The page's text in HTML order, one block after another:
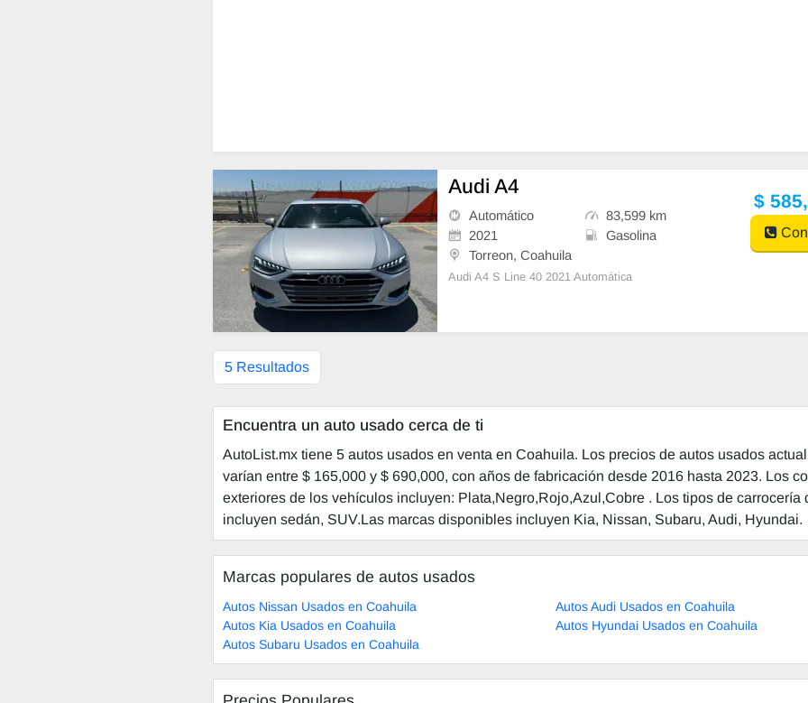
Audi A4
Automático
83,599 km
2021
Gasolina
Torreon, Coahuila
Audi A4 S Line 40 2021 Automática
$
5 Resultados
Encuentra un auto usado cerca de ti
AutoList.mx tiene 5 autos usados en venta en Coahuila. Los precios de autos usados
varían entre $ 165,000 y $ 690,000, con años de fabricación desde 2016 hasta 2023. Los
exteriores de los vehículos incluyen: Plata,Negro,Rojo,Azul,Cobre . Los tipos de carrocería
incluyen sedán, SUV.Las marcas disponibles incluyen Kia, Nissan, Subaru, Audi, Hyundai.
Marcas populares de autos usados
Autos Nissan Usados en Coahuila
Autos Audi Usados en Coahuila
Autos Kia Usados en Coahuila
Autos Hyundai Usados en Coahuila
Autos Subaru Usados en Coahuila